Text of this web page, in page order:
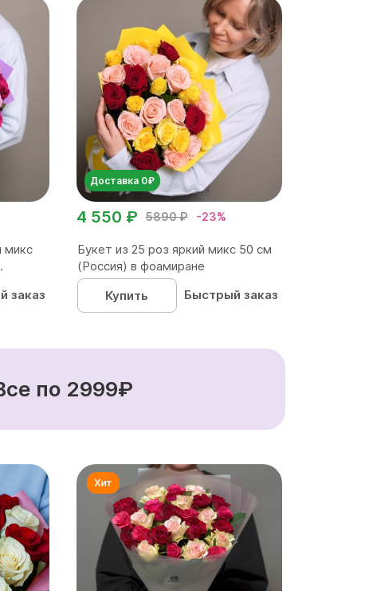
микс
заказ
Доставка 0₽
5890 ₽ -23%
4 550 ₽
Букет из 25 роз яркий микс 50 см
(Россия) в фоамиране
Купить
Быстрый заказ
по 2999₽